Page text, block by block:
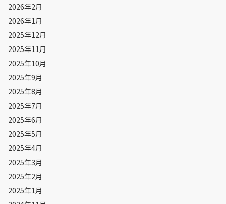
2026年2月
2026年1月
2025年12月
2025年11月
2025年10月
2025年9月
2025年8月
2025年7月
2025年6月
2025年5月
2025年4月
2025年3月
2025年2月
2025年1月